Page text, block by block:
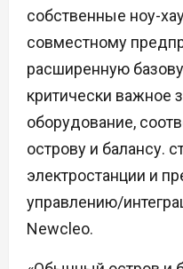
собственные ноу-
совместному
расширенную
критически важное
оборудование,
острову и балансу.
электростанции и
управлению/
Newcleo.